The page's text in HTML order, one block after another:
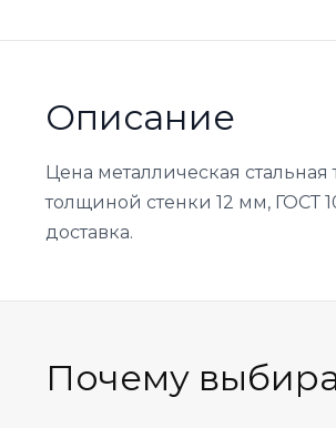
Описание
Цена металлическая
толщиной стенки 12 мм, ГОСТ
доставка.
Почему